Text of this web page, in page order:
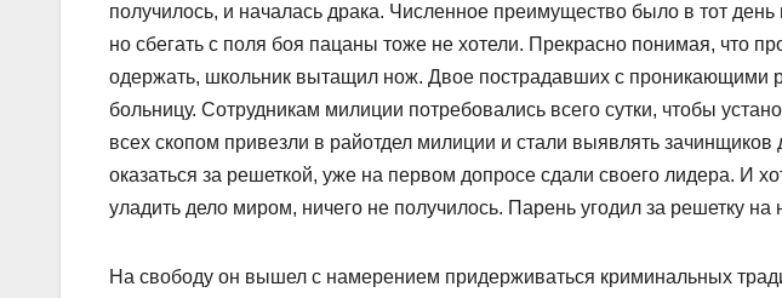
получилось, и началась драка. Численное преимущество было в тот
но сбегать с поля боя пацаны тоже не хотели. Прекрасно понимая, что
одержать, школьник вытащил нож. Двое пострадавших с проникающими
больницу. Сотрудникам милиции потребовались всего сутки, чтобы
всех скопом привезли в райотдел милиции и стали выявлять
оказаться за решеткой, уже на первом допросе сдали своего лидера. И
уладить дело миром, ничего не получилось. Парень угодил за решетку на
На свободу он вышел с намерением придерживаться криминальных